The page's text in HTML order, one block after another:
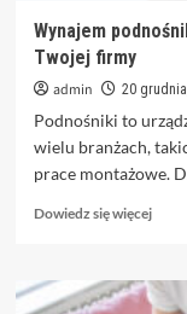
Wynajem
Twojej firmy
admin 20
Podnośniki to
wielu branżach,
prace montażowe.
Dowiedz się więcej
o